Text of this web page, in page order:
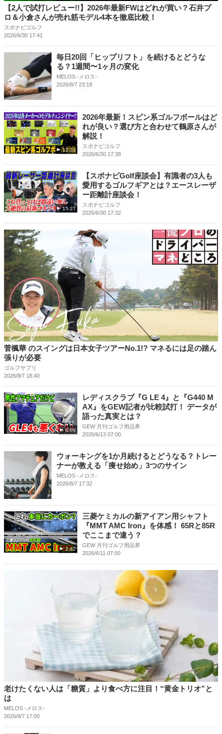
【2人で試打レビュー!!】2026年最新FWはどれが買い？石井プ
ロ＆小倉さんが売れ筋モデル4本を徹底比較！
スポナビゴルフ
2026/6/30 17:41
毎日20回「ヒップリフト」を続けるとどうな
る？1週間〜1ヶ月の変化
MELOS -メロス-
2026/8/7 23:18
12:33
2026年最新！スピン系ゴルフボールはど
れが良い？選び方と合わせて鶴原さんが
解説！
スポナビゴルフ
2026/6/30 17:38
15:27
【スポナビGolf座談会】有識者の3人も
愛用するゴルフギアとは？エースレーザ
ー距離計座談会！
スポナビゴルフ
2026/6/30 17:32
菅楓華 のスイングは日本女子ツアーNo.1!? マネるには足の踏ん
張りが必要
ゴルフサプリ
2026/8/7 18:40
6:09
レディスクラブ『G LE 4』と『G440 M
AX』をGEW記者が比較試打！ データが
語った真実とは？
GEW 月刊ゴルフ用品界
2026/6/13 07:00
ウォーキングを1か月続けるとどうなる？トレー
ナーが教える「痩せ始め」3つのサイン
MELOS -メロス-
2026/8/7 17:32
2:42
三菱ケミカルの新アイアン用シャフト
『MMT AMC Iron』を体感！ 65Rと85R
でここまで違う？
GEW 月刊ゴルフ用品界
2026/6/11 07:00
老けたくない人は「糖質」より食べ方に注目！“黄金トリオ”と
は
MELOS -メロス-
2026/8/7 17:00